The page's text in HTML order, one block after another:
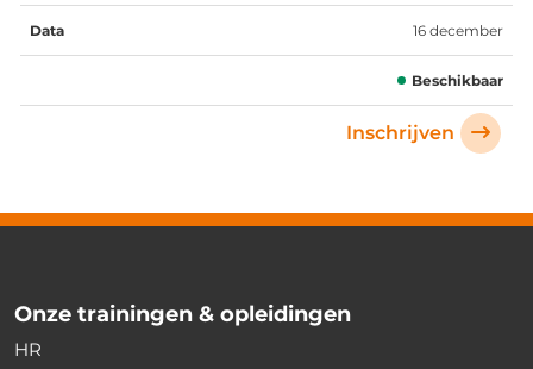
16 december
Beschikbaar
Inschrijven
Onze trainingen & opleidingen
HR